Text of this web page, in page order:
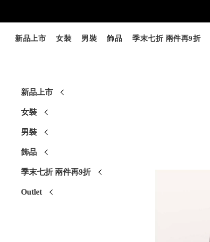
新品上市 女裝 男裝 飾品 季末七折 兩件再9折
新品上市
女裝
男裝
飾品
季末七折 兩件再9折
Outlet